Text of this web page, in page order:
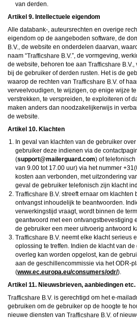
van derden.
Artikel 9. Intellectuele eigendom
Alle databank-, auteursrechten en overige
eigendom op de aangeboden software, de
, de website en onderdelen daarvan,
naam “
”, de vormgeving,
de website, behoren toe aan
,
bij de gebruiker of derden rusten. Het is de
waarop de rechten van
of
verveelvoudigen, te wijzigen, op enige wijze
verstrekken, te verspreiden, te exploiteren of
maken anders dan noodzakelijkerwijs in
de website.
Artikel 10. Klachten
In geval van klachten van de gebruiker over
gebruiker deze indienen via de
(moc.draugreliam@troppus) of
van 9.00 tot 17.00 uur) via het nummer
kosten aan verbonden, met uitzondering
geval de gebruiker telefonisch zijn klacht
streeft ernaar om klachten
ontvangst inhoudelijk te beantwoorden.
verwerkingstijd vraagt, wordt binnen de
geantwoord met een ontvangstbevestiging
de gebruiker een meer uitvoerig antwoord
neemt elke klacht serieus
oplossing te treffen. Indien de klacht van
overleg kan worden opgelost, kan de
aan de geschillencommissie via het ODR-
(www.ec.europa.eu/consumers/odr/).
Artikel 11. Nieuwsbrieven, aanbiedingen etc.
is gerechtigd om het e-
gebruiken om de gebruiker op de hoogte te
nieuwe diensten van
of